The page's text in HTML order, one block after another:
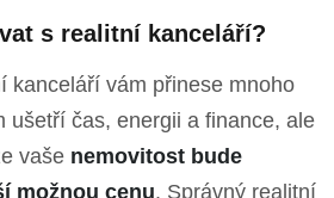
s realitní kanceláří?
kanceláří vám přinese mnoho
ušetří čas, energii a finance, ale
vaše nemovitost bude
možnou cenu. Správný realitní